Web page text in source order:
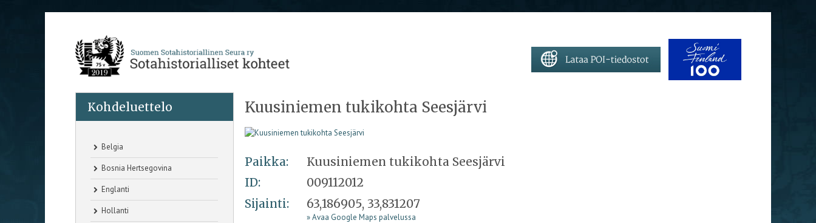
Kohdeluettelo
Belgia
Bosnia Hertsegovina
Englanti
Hollanti
Kuusiniemen tukikohta Seesjärvi
Paikka:
Kuusiniemen tukikohta Seesjärvi
ID:
009112012
Sijainti:
63,186905, 33,831207
» Avaa Google Maps palvelussa